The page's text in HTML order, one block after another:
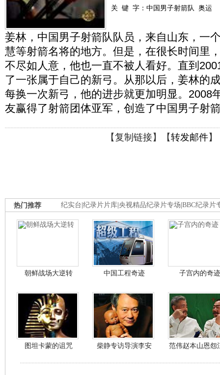
关 键 字： 中国男子射箭队 奥运
姜林，中国男子射箭队队员，来自山东，一
慧等射箭名将的地方。但是，在很长时间里
不尽如人意，他也一直不被人看好。直到
了一张属于自己的新弓。从那以后，姜林的
每换一次新弓，他的进步就更加明显。2008
友赢得了射箭团体亚军，创造了中国男子射
【复制链接】【转发邮件】
纪实台 纪录片片库 央视精品纪录片专场 BBC纪录片
热门推荐
朝鲜战场大逆转 中国工程奇迹 子宫内的奇迹
图坦卡蒙的诅咒 柴静专访导演李安 范伟赵本山恩怨